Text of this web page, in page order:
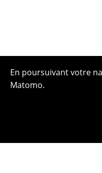
En poursuivant votre
Matomo.